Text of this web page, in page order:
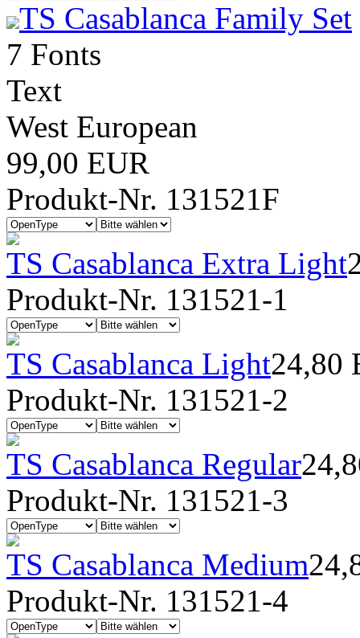
TS Casablanca Family Set
7 Fonts
Text
West European
99,00 EUR
Produkt-Nr. 131521F
TS Casablanca Extra Light
Produkt-Nr. 131521-1
TS Casablanca Light24,80
Produkt-Nr. 131521-2
TS Casablanca Regular
Produkt-Nr. 131521-3
TS Casablanca Medium
Produkt-Nr. 131521-4